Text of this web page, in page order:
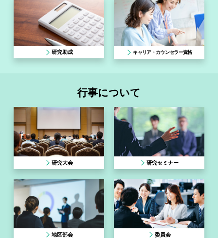
研究助成 キャリア・カウンセラー資格
行事について
研究大会 研究セミナー
地区部会 委員会